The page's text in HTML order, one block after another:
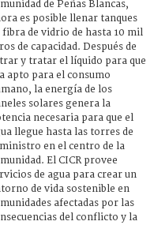
de Peñas Blancas,
es posible llenar tanques
fibra de vidrio de hasta 10 mil
de capacidad. Después de
y tratar el líquido para que
apto para el consumo
la energía de los
solares genera la
necesaria para que el
llegue hasta las torres de
en el centro de la
El CICR provee
de agua para crear un
de vida sostenible en
afectadas por las
del conflicto y la